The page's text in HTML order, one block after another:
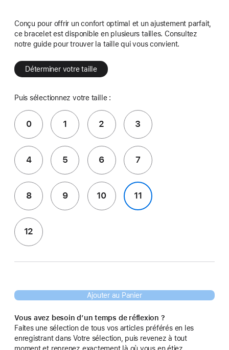
Conçu pour offrir un confort optimal et un ajustement parfait,
ce bracelet est disponible en plusieurs tailles. Consultez
notre guide pour trouver la taille qui vous convient.
Déterminer votre taille
Puis sélectionnez votre taille :
0 1 2 3
4 5 6 7
8 9 10 11
12
Ajouter au Panier
Vous avez besoin d’un temps de réflexion ?
Faites une sélection de tous vos articles préférés en les
enregistrant dans Votre sélection, puis revenez à tout
moment et reprenez exactement là où vous en étiez.